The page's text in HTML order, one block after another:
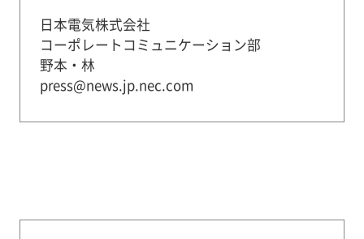
日本電気株式会社
コーポレートコミュニケーション部
野本・林
press@news.jp.nec.com